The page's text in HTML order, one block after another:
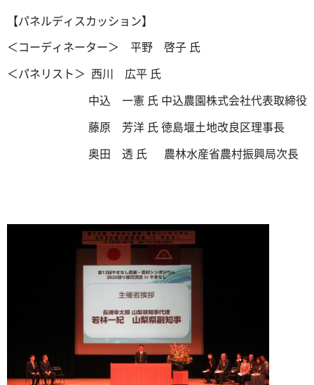
【パネルディスカッション】
＜コーディネーター＞ 平野 啓子 氏
＜パネリスト＞ 西川 広平 氏
中込 一憲 氏 中込農園株式会社代表取締役
藤原 芳洋 氏 徳島堰土地改良区理事長
奥田 透 氏 農林水産省農村振興局次長